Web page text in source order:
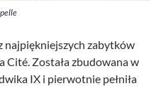
najpiękniejszych zabytków
Cité. Została zbudowana w
IX i pierwotnie pełniła